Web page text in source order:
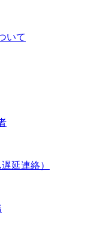
いて
延連絡）